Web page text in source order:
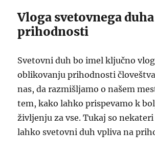
Vloga svetovnega
prihodnosti
Svetovni duh bo imel ključno
oblikovanju prihodnosti
nas, da razmišljamo o našem
tem, kako lahko prispevamo k
življenju za vse. Tukaj so
lahko svetovni duh vpliva na